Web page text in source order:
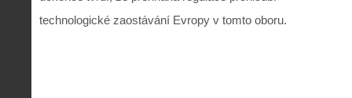
technologické zaostávání Evropy v tomto oboru.